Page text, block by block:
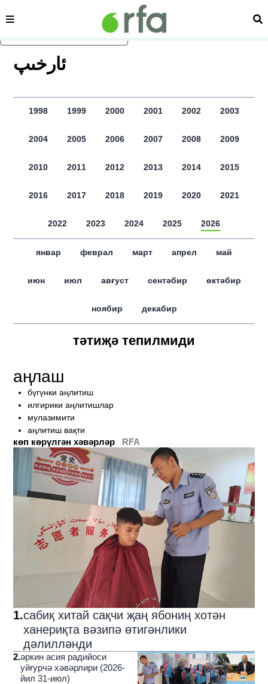
асаслиқ мәзмунға атлаң
сәһипә
ﺋﺎﺭﺧﯩﭗ
1998 1999 2000 2001 2002 2003
2004 2005 2006 2007 2008 2009
2010 2011 2012 2013 2014 2015
2016 2017 2018 2019 2020 2021
2022 2023 2024 2025 2026
январ феврал март апрел май
июн июл авғуст сентәбир өктәбир
ноябир декабир
тәтиҗә тепилмиди
аңлаш
бүгүнки аңлитиш
илгирики аңлитишлар
мулазимити
аңлитиш вақти
көп көрүлгән хәвәрләр RFA
1.сабиқ хитай сақчи җаң ябониң хотән
ханериқта вәзипә өтигәнлики
дәлилләнди
2.әркин асия радийоси
уйғурчә хәвәрлири (2026-
йил 31-июл)